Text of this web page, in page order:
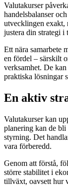
Valutakurser
handelsbalanser
utvecklingen exakt,
justera din strategi i
Ett nära samarbete
en fördel – särskilt
verksamhet. De
praktiska lösningar
En aktiv
Valutakurser kan
planering kan de bli
styrning. Det
vara förberedd.
Genom att förstå,
större stabilitet i
tillväxt, oavsett hur